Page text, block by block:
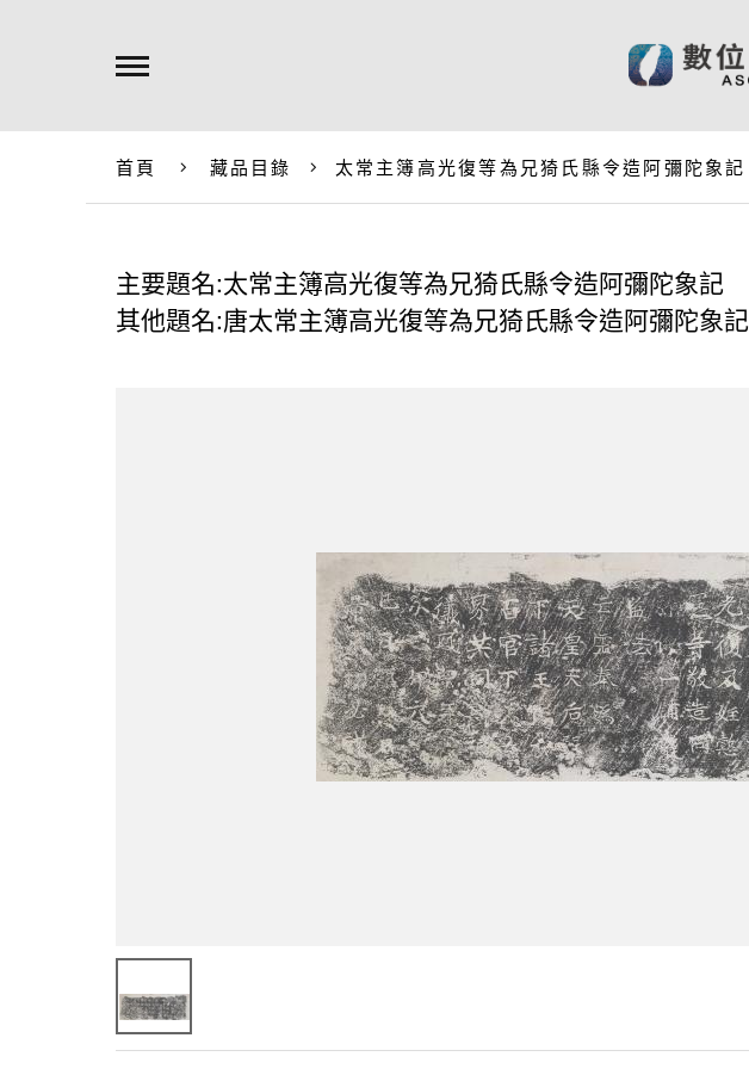
首頁 藏品目錄 太常主簿高光復等為兄猗氏縣令造阿彌陀象記
主要題名:太常主簿高光復等為兄猗氏縣令造阿彌陀象記
其他題名:唐太常主簿高光復等為兄猗氏縣令造阿彌陀象記